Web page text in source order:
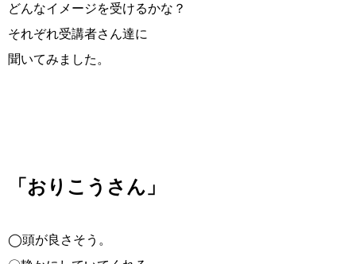
どんなイメージを受けるかな？
それぞれ受講者さん達に
聞いてみました。
「おりこうさん」
◯頭が良さそう。